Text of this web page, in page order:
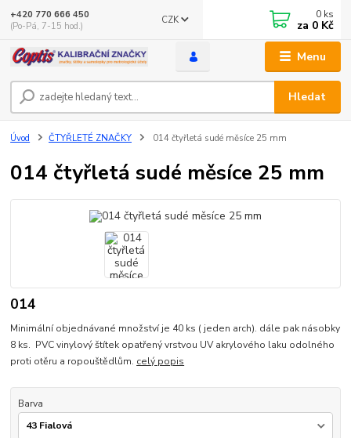
Menu
CZK
Hledat
+420 770 666 450
(Po-Pá, 7-15 hod.)
0 ks
za 0 Kč
Úvod ČTYŘLETÉ ZNAČKY 014 čtyřletá sudé měsíce 25 mm
014 čtyřletá sudé měsíce 25 mm
014
Minimální objednávané množství je 40 ks ( jeden arch). dále pak násobky
8 ks. PVC vinylový štítek opatřený vrstvou UV akrylového laku odolného
proti otěru a ropouštědlům. celý popis
Barva